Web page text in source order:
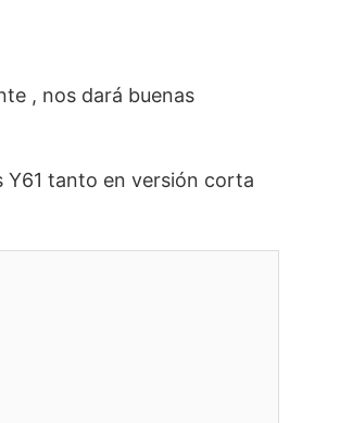
, nos dará buenas
Y61 tanto en versión corta